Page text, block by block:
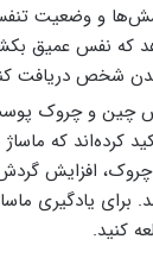
و وضعیت
که نفس عمیق
شخص دریافت
چین و چروک
کرده‌اند که
افزایش
برای یادگیری
کنید.